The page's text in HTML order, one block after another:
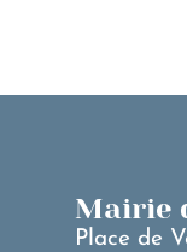
Mairie
Place de